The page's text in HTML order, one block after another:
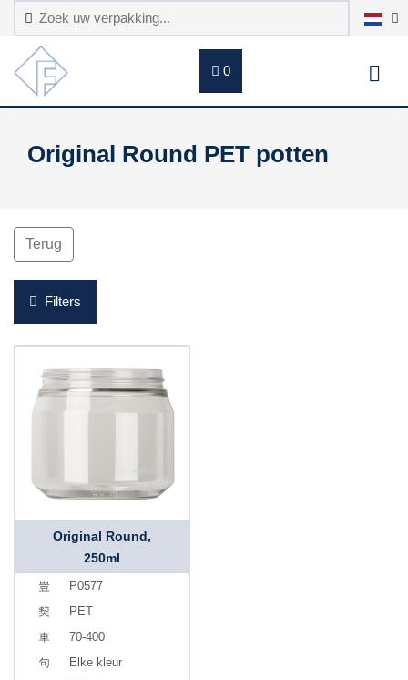
0
Original Round PET potten
Terug
Filters
Original Round,
250ml
P0577
PET
70-400
Elke kleur